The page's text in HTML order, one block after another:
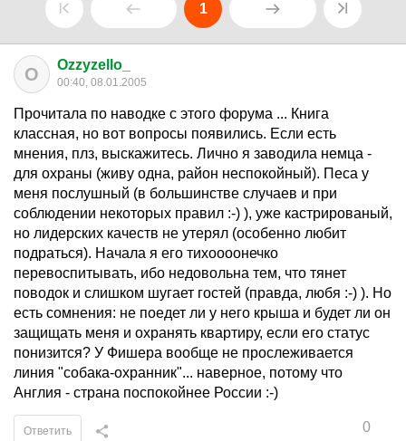
1
O Ozzyzello_
00:40, 08.01.2005
Прочитала по наводке с этого форума ... Книга
классная, но вот вопросы появились. Если есть
мнения, плз, выскажитесь. Лично я заводила немца -
для охраны (живу одна, район неспокойный). Песа у
меня послушный (в большинстве случаев и при
соблюдении некоторых правил :-) ), уже кастрированый,
но лидерских качеств не утерял (особенно любит
подраться). Начала я его тихоооонечко
перевоспитывать, ибо недовольна тем, что тянет
поводок и слишком шугает гостей (правда, любя :-) ). Но
есть сомнения: не поедет ли у него крыша и будет ли он
защищать меня и охранять квартиру, если его статус
понизится? У Фишера вообще не прослеживается
линия "собака-охранник"... наверное, потому что
Англия - страна поспокойнее России :-)
0
Ответить